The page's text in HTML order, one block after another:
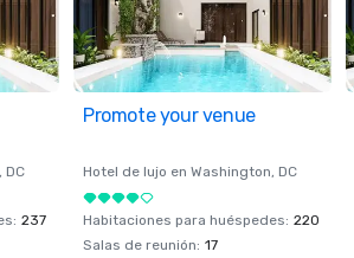
, DC
: 237
Promote your venue
Hotel de lujo en Washington, DC
Habitaciones para huéspedes: 220
Salas de reunión: 17